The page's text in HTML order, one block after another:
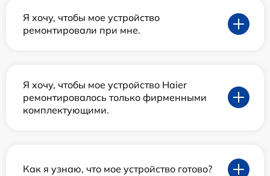
Я хочу, чтобы мое устройство
ремонтировали при мне.
Я хочу, чтобы мое устройство Haier
ремонтировалось только фирменными
комплектующими.
Как я узнаю, что мое устройство готово?